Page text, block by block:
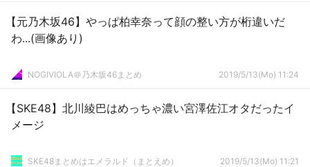
【元乃木坂46】やっぱ柏幸奈って顔の整い方が桁違いだ
わ...(画像あり)
NOGIVIOLA＠乃木坂46まとめ 2019/5/13(Mo) 11:24
【SKE48】北川綾巴はめっちゃ濃い宮澤佐江オタだったイ
メージ
SKE48まとめはエメラルド（まとえめ） 2019/5/13(Mo) 11:21